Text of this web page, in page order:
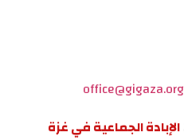
office@gigaza.org
الإبادة الجماعية في غزة